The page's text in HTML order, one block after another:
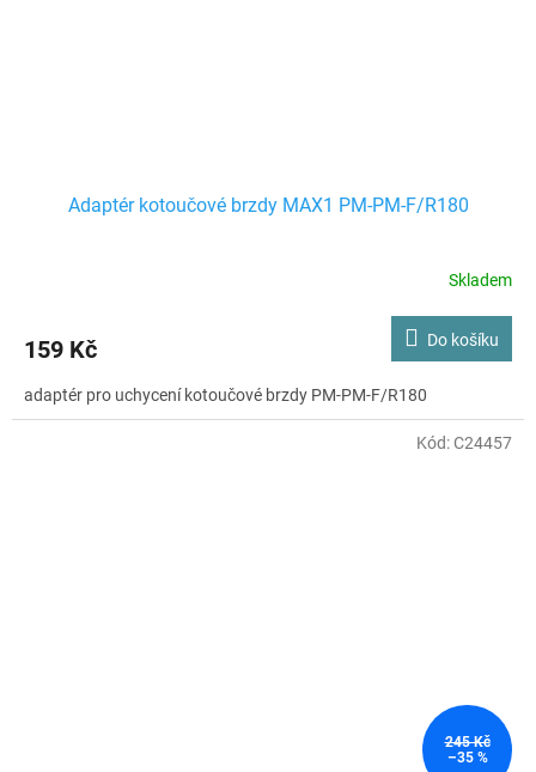
Adaptér kotoučové brzdy MAX1 PM-PM-F/R180
Skladem
159 Kč Do košíku
adaptér pro uchycení kotoučové brzdy PM-PM-F/R180
245 Kč
–35 %
Kód:C24457